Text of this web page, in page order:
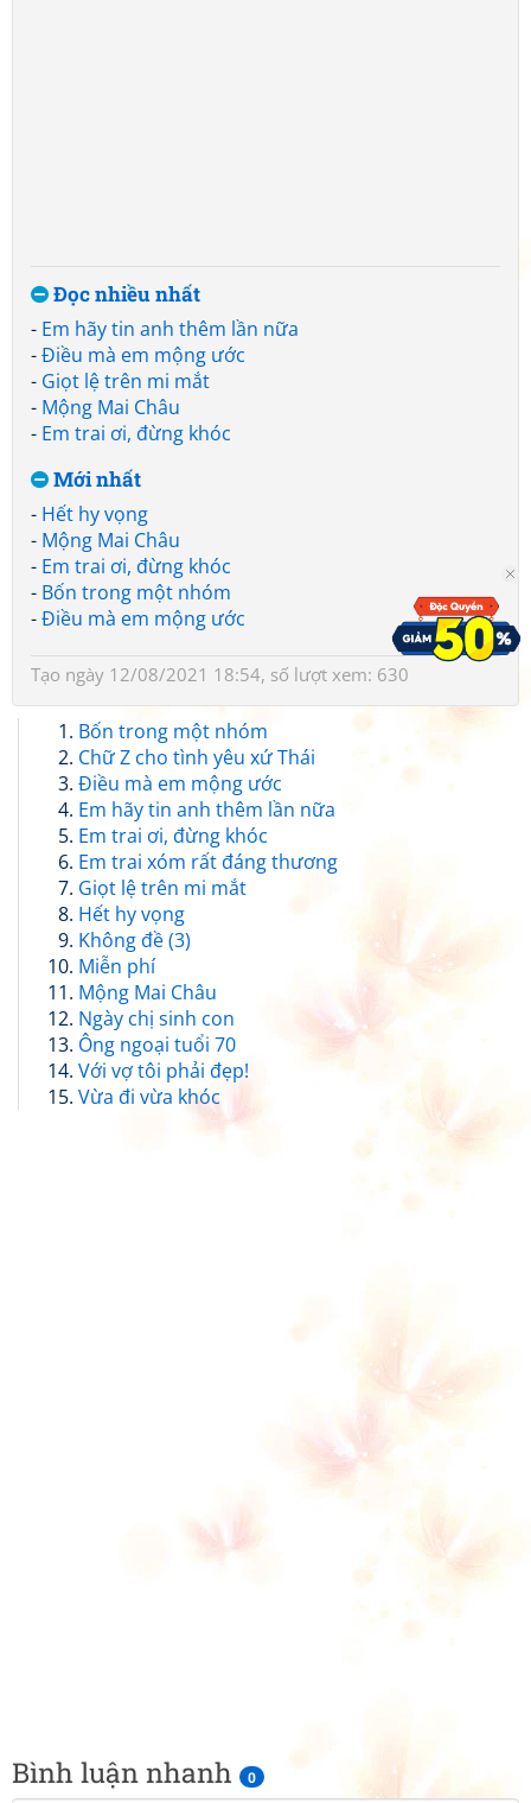
Bình luận nhanh 0
Đọc nhiều nhất
- Em hãy tin anh thêm lần nữa
-Điều mà em mộng ước
- Giọt lệ trên mi mắt
- Mộng Mai Châu
- Em trai ơi, đừng khóc
Mới nhất
- Hết hy vọng
- Mộng Mai Châu
- Em trai ơi, đừng khóc
- Bốn trong một nhóm
-Điều mà em mộng ước
Tạo ngày 12/08/2021 18:54, số lượt xem: 630
Bốn trong một nhóm
Chữ Z cho tình yêu xứ Thái
Điều mà em mộng ước
Em hãy tin anh thêm lần nữa
Em trai ơi, đừng khóc
Em trai xóm rất đáng thương
Giọt lệ trên mi mắt
Hết hy vọng
Không đề (3)
Miễn phí
Mộng Mai Châu
Ngày chị sinh con
Ông ngoại tuổi 70
Với vợ tôi phải đẹp!
Vừa đi vừa khóc